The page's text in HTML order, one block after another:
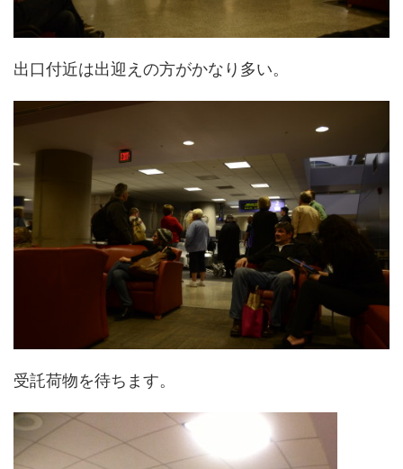
出口付近は出迎えの方がかなり多い。
受託荷物を待ちます。